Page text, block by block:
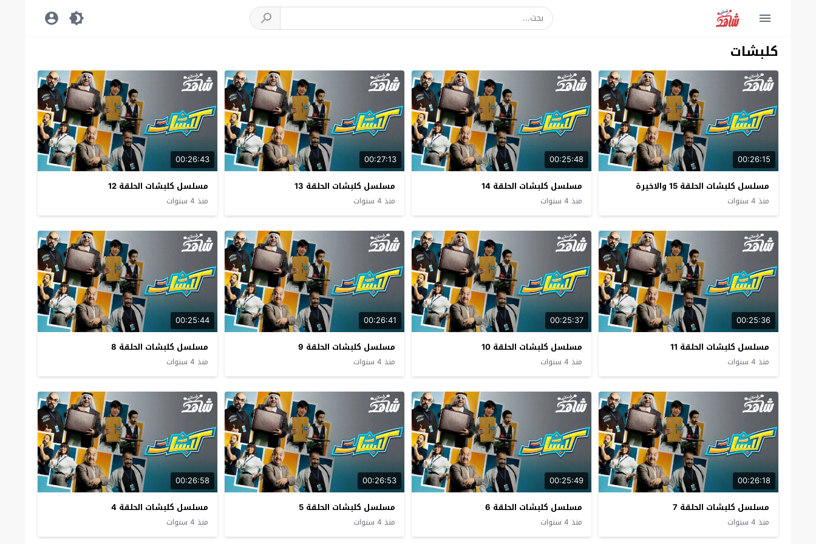
كلبشات
00:26:15
مسلسل كلبشات الحلقة 15 والاخيرة
منذ 4 سنوات
00:25:48
مسلسل كلبشات الحلقة 14
منذ 4 سنوات
00:27:13
مسلسل كلبشات الحلقة 13
منذ 4 سنوات
00:26:43
مسلسل كلبشات الحلقة 12
منذ 4 سنوات
00:25:36
مسلسل كلبشات الحلقة 11
منذ 4 سنوات
00:25:37
مسلسل كلبشات الحلقة 10
منذ 4 سنوات
00:26:41
مسلسل كلبشات الحلقة 9
منذ 4 سنوات
00:25:44
مسلسل كلبشات الحلقة 8
منذ 4 سنوات
00:26:18
مسلسل كلبشات الحلقة 7
منذ 4 سنوات
00:25:49
مسلسل كلبشات الحلقة 6
منذ 4 سنوات
00:26:53
مسلسل كلبشات الحلقة 5
منذ 4 سنوات
00:26:58
مسلسل كلبشات الحلقة 4
منذ 4 سنوات